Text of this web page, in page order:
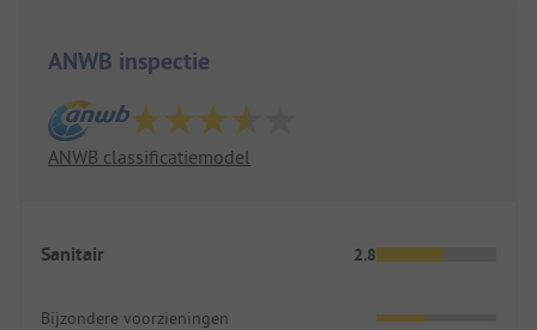
ANWB inspectie
ANWB classificatiemodel
Sanitair 2.8
Bijzondere voorzieningen